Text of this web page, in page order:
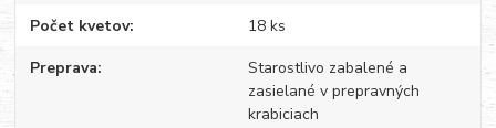
Počet kvetov 18 ks
Preprava
Starostlivo zabalené a
zasielané v prepravných
krabiciach